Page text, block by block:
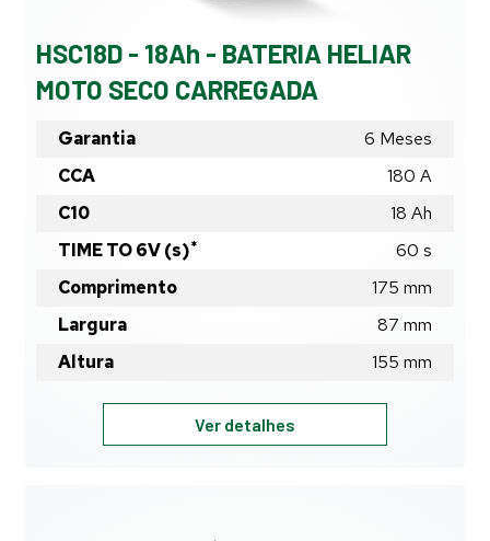
HSC18D - 18Ah - BATERIA HELIAR
MOTO SECO CARREGADA
Garantia
6 Meses
CCA
180 A
C10
18 Ah
TIME TO 6V (s)* 60 s
Comprimento
175 mm
Largura
87 mm
Altura
155 mm
Ver detalhes
-